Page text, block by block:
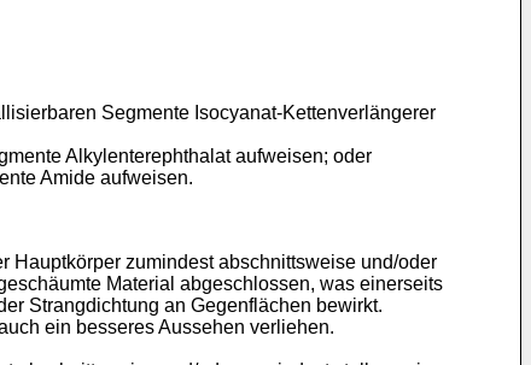
Segmente Isocyanat-Kettenverlängerer
Alkylenterephthalat aufweisen; oder
Amide aufweisen.
Hauptkörper zumindest abschnittsweise und/oder
Material abgeschlossen, was einerseits
Strangdichtung an Gegenflächen bewirkt.
ein besseres Aussehen verliehen.